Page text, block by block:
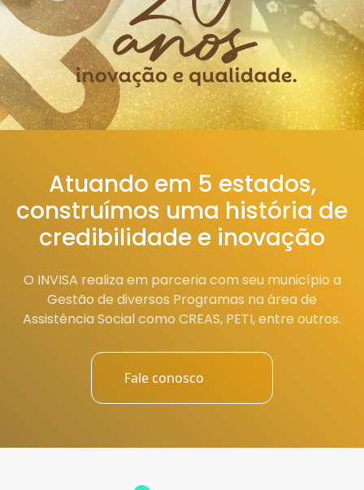
Atuando em 5 estados,
construímos uma história de
credibilidade e inovação
O INVISA realiza em parceria com seu município a
Gestão de diversos Programas na área de
Assistência Social como CREAS, PETI, entre outros.
Fale conosco